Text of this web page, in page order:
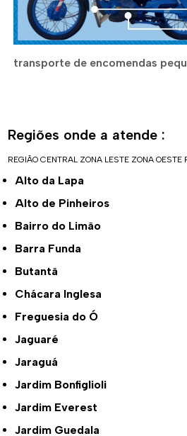
transporte de encomendas
Regiões onde a atende :
REGIÃO CENTRAL ZONA LESTE ZONA OESTE
Alto da Lapa
Alto de Pinheiros
Bairro do Limão
Barra Funda
Butantã
Chácara Inglesa
Freguesia do Ó
Jaguaré
Jaraguá
Jardim Bonfiglioli
Jardim Everest
Jardim Guedala